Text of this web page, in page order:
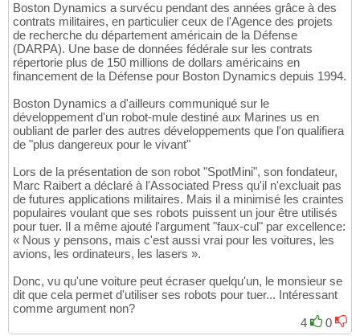
Boston Dynamics a survécu pendant des années grâce à des
contrats militaires, en particulier ceux de l'Agence des projets
de recherche du département américain de la Défense
(DARPA). Une base de données fédérale sur les contrats
répertorie plus de 150 millions de dollars américains en
financement de la Défense pour Boston Dynamics depuis 1994.
Boston Dynamics a d'ailleurs communiqué sur le
développement d'un robot-mule destiné aux Marines us en
oubliant de parler des autres développements que l'on qualifiera
de "plus dangereux pour le vivant"
Lors de la présentation de son robot "SpotMini", son fondateur,
Marc Raibert a déclaré à l'Associated Press qu'il n'excluait pas
de futures applications militaires. Mais il a minimisé les craintes
populaires voulant que ses robots puissent un jour être utilisés
pour tuer. Il a même ajouté l'argument "faux-cul" par excellence:
« Nous y pensons, mais c'est aussi vrai pour les voitures, les
avions, les ordinateurs, les lasers ».
Donc, vu qu'une voiture peut écraser quelqu'un, le monsieur se
dit que cela permet d'utiliser ses robots pour tuer... Intéressant
comme argument non?
4
0